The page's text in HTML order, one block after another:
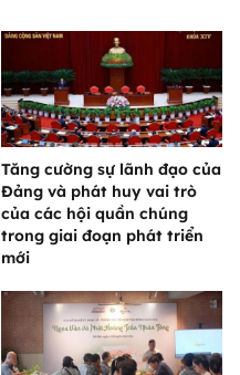
Tăng cường sự lãnh đạo của
Đảng và phát huy vai trò
của các hội quần chúng
trong giai đoạn phát triển
mới